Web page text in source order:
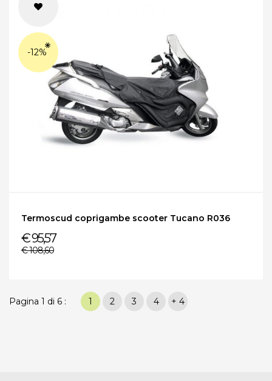
-12%
Termoscud coprigambe scooter Tucano R036
€ 95,57
€ 108,60
Pagina 1 di 6 : 1 2 3 4 + 4